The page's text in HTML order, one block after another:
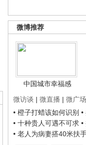
微博推荐
中国城市幸福感
微访谈 | 微直播 | 微广场
• 橙子打蜡该如何识别 •
• 十种贵人可遇不可求
• 老人为病妻搭40米扶